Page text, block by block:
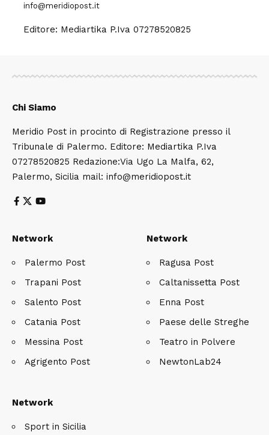
info@meridiopost.it
Editore: Mediartika P.Iva 07278520825
Chi Siamo
Meridio Post in procinto di Registrazione presso il
Tribunale di Palermo. Editore: Mediartika P.Iva
07278520825 Redazione:Via Ugo La Malfa, 62,
Palermo, Sicilia mail: info@meridiopost.it
Network
Palermo Post
Trapani Post
Salento Post
Catania Post
Messina Post
Agrigento Post
Network
Ragusa Post
Caltanissetta Post
Enna Post
Paese delle Streghe
Teatro in Polvere
NewtonLab24
Network
Sport in Sicilia